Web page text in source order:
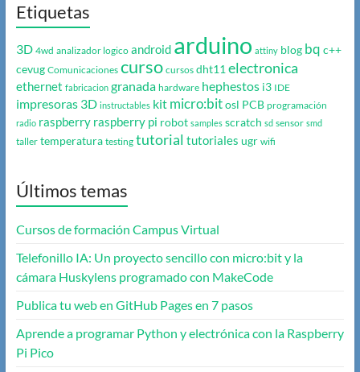
Etiquetas
3D 4wd analizador logico android arduino attiny blog bq c++
cevug Comunicaciones curso cursos dht11 electronica
ethernet fabricacion granada hardware hephestos i3 IDE
impresoras 3D instructables kit micro:bit osl PCB programación
radio raspberry raspberry pi robot samples scratch sd sensor smd
taller temperatura testing tutorial tutoriales ugr wifi
Últimos temas
Cursos de formación Campus Virtual
Telefonillo IA: Un proyecto sencillo con micro:bit y la
cámara Huskylens programado con MakeCode
Publica tu web en GitHub Pages en 7 pasos
Aprende a programar Python y electrónica con la Raspberry
Pi Pico